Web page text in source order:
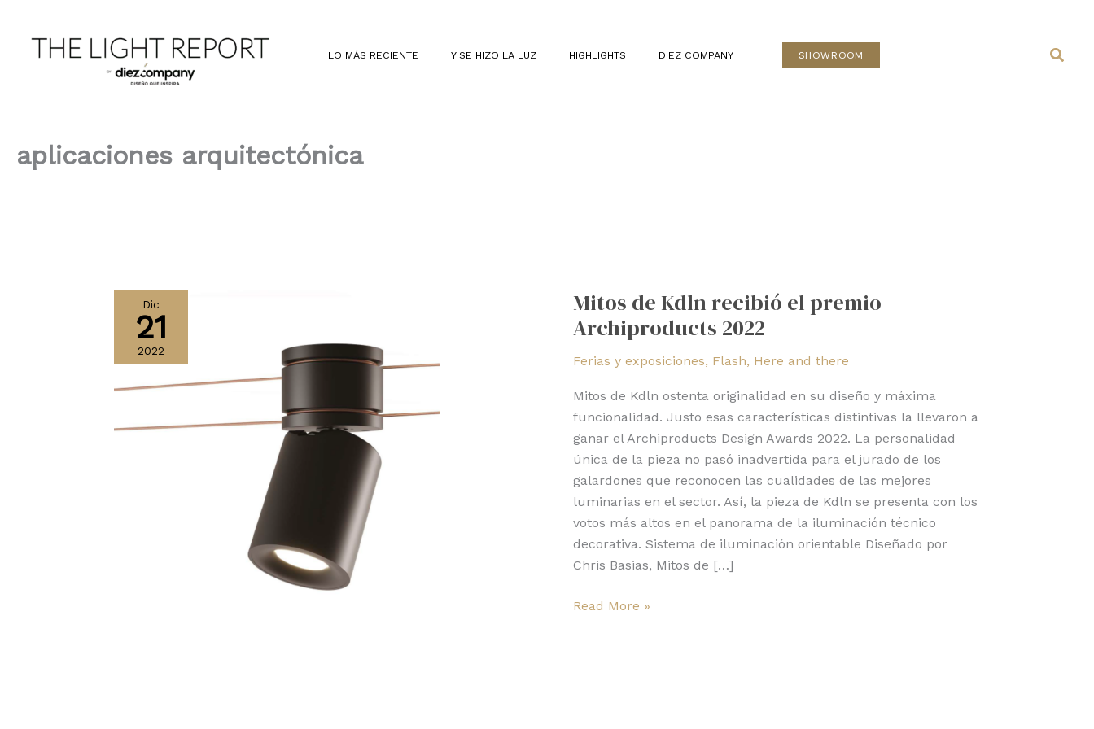
contenido
LO MÁS RECIENTE Y SE HIZO LA LUZ HIGHLIGHTS DIEZ COMPANY SHOWROOM
aplicaciones arquitectónica
Dic
21
2022
Mitos de Kdln recibió el premio
Archiproducts 2022
Ferias y exposiciones, Flash, Here and there
Mitos de Kdln ostenta originalidad en su diseño y máxima
funcionalidad. Justo esas características distintivas la llevaron a
ganar el Archiproducts Design Awards 2022. La personalidad
única de la pieza no pasó inadvertida para el jurado de los
galardones que reconocen las cualidades de las mejores
luminarias en el sector. Así, la pieza de Kdln se presenta con los
votos más altos en el panorama de la iluminación técnico
decorativa. Sistema de iluminación orientable Diseñado por
Chris Basias, Mitos de […]
Kdln
recibió
premio
Archiproducts
2022
Read More »